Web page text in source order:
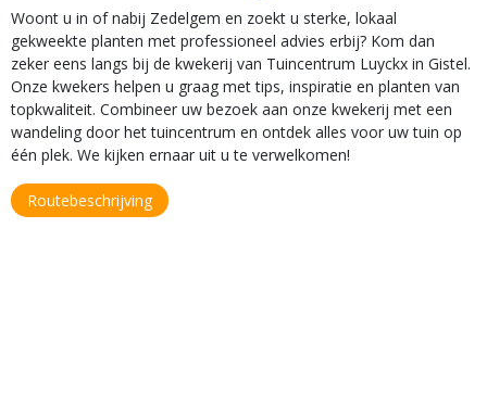
Woont u in of nabij Zedelgem en zoekt u sterke, lokaal
gekweekte planten met professioneel advies erbij? Kom dan
zeker eens langs bij de kwekerij van Tuincentrum Luyckx in Gistel.
Onze kwekers helpen u graag met tips, inspiratie en planten van
topkwaliteit. Combineer uw bezoek aan onze kwekerij met een
wandeling door het tuincentrum en ontdek alles voor uw tuin op
één plek. We kijken ernaar uit u te verwelkomen!
Routebeschrijving